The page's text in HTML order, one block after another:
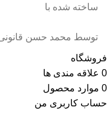
ساخته شده با
توسط محمد حسن
فروشگاه
0 علاقه مندی ها
0 موارد محصول
حساب کاربری من